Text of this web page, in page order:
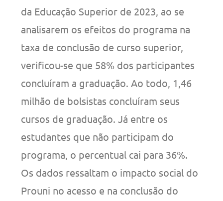
da Educação Superior de 2023, ao se
analisarem os efeitos do programa na
taxa de conclusão de curso superior,
verificou-se que 58% dos participantes
concluíram a graduação. Ao todo, 1,46
milhão de bolsistas concluíram seus
cursos de graduação. Já entre os
estudantes que não participam do
programa, o percentual cai para 36%.
Os dados ressaltam o impacto social do
Prouni no acesso e na conclusão do